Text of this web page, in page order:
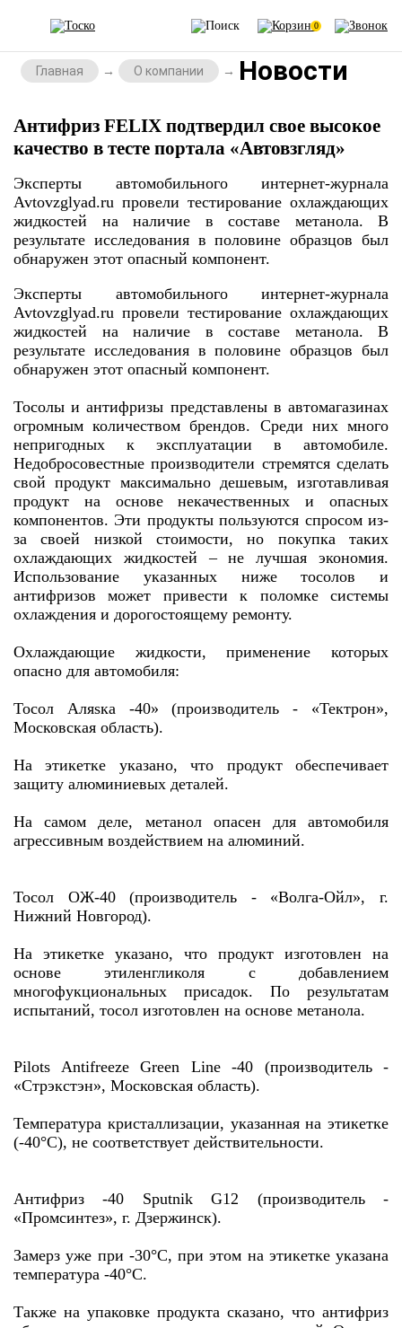
0
Главная О компании Новости
Антифриз FELIX подтвердил свое высокое
качество в тесте портала «Автовзгляд»
Эксперты автомобильного интернет-журнала
Avtovzglyad.ru провели тестирование охлаждающих
жидкостей на наличие в составе метанола. В
результате исследования в половине образцов был
обнаружен этот опасный компонент.
Эксперты автомобильного интернет-журнала
Avtovzglyad.ru провели тестирование охлаждающих
жидкостей на наличие в составе метанола. В
результате исследования в половине образцов был
обнаружен этот опасный компонент.
Тосолы и антифризы представлены в автомагазинах
огромным количеством брендов. Среди них много
непригодных к эксплуатации в автомобиле.
Недобросовестные производители стремятся сделать
свой продукт максимально дешевым, изготавливая
продукт на основе некачественных и опасных
компонентов. Эти продукты пользуются спросом из-
за своей низкой стоимости, но покупка таких
охлаждающих жидкостей – не лучшая экономия.
Использование указанных ниже тосолов и
антифризов может привести к поломке системы
охлаждения и дорогостоящему ремонту.
Охлаждающие жидкости, применение которых
опасно для автомобиля:
Тосол Аляsка -40» (производитель - «Тектрон»,
Московская область).
На этикетке указано, что продукт обеспечивает
защиту алюминиевых деталей.
На самом деле, метанол опасен для автомобиля
агрессивным воздействием на алюминий.
Тосол ОЖ-40 (производитель - «Волга-Ойл», г.
Нижний Новгород).
На этикетке указано, что продукт изготовлен на
основе этиленгликоля с добавлением
многофукциональных присадок. По результатам
испытаний, тосол изготовлен на основе метанола.
Pilots Antifreeze Green Line -40 (производитель -
«Стрэкстэн», Московская область).
Температура кристаллизации, указанная на этикетке
(-40°С), не соответствует действительности.
Антифриз -40 Sputnik G12 (производитель -
«Промсинтез», г. Дзержинск).
Замерз уже при -30°С, при этом на этикетке указана
температура -40°С.
Также на упаковке продукта сказано, что антифриз